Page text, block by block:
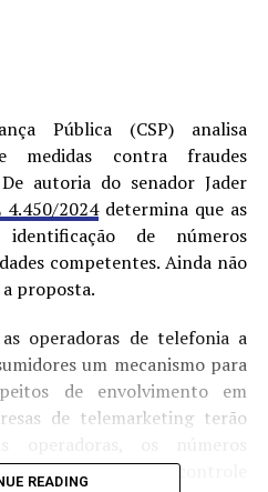
Pública (CSP) analisa
medidas contra fraudes
autoria do senador Jader
4.450/2024determina que as
de números
competentes. Ainda não
proposta.
operadoras de telefonia a
um mecanismo para
de envolvimento em
de telemarketing terão
permitindo maior controle
READING